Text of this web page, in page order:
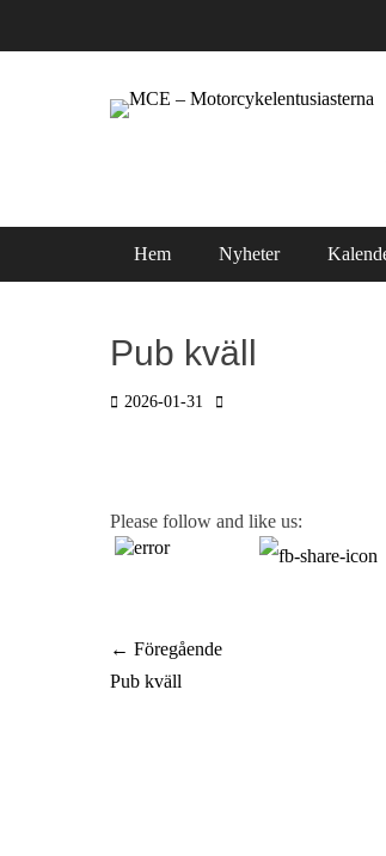
till
Primär meny
Hem Nyheter
Pub kväll
Postades
2026-01-31 Författare
Please follow and like us:
Inläggsnavigering
← Föregående
Föregående
Pub kväll